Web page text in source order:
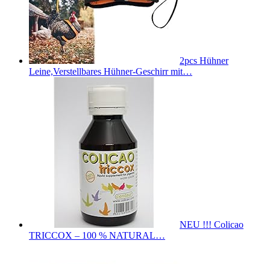
2pcs Hühner
Leine,Verstellbares Hühner-Geschirr mit…
NEU !!! Colicao
TRICCOX – 100 % NATURAL…